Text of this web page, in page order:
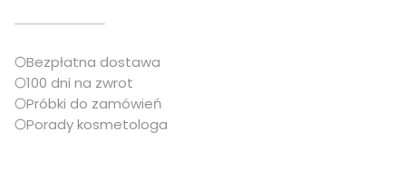
Bezpłatna dostawa
100 dni na zwrot
Próbki do zamówień
Porady kosmetologa